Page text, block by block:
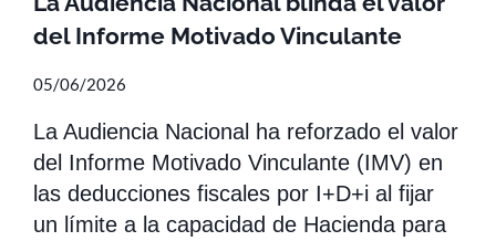
del Informe Motivado Vinculante
05/06/2026
La Audiencia Nacional ha reforzado el valor
del Informe Motivado Vinculante (IMV) en
las deducciones fiscales por I+D+i al fijar
un límite a la capacidad de Hacienda para